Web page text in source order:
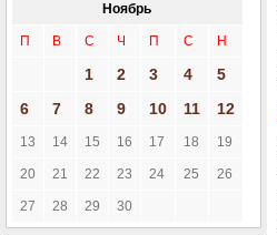
Ноябрь
П В С Ч П С Н
1 2 3 4
5
6
7 8 9 10 11 12
13 14 15 16 17 18 19
20 21 22 23 24 25 26
27 28 29 30